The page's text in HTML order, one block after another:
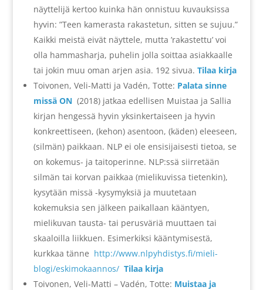
näyttelijä kertoo kuinka hän onnistuu kuvauksissa
hyvin: ”Teen kamerasta rakastetun, sitten se sujuu.”
Kaikki meistä eivät näyttele, mutta ’rakastettu’ voi
olla hammasharja, puhelin jolla soittaa asiakkaalle
tai jokin muu oman arjen asia. 192 sivua. Tilaa kirja
Toivonen, Veli-Matti ja Vadén, Totte: Palata sinne
missä ON(2018) jatkaa edellisen Muistaa ja Sallia
kirjan hengessä hyvin yksinkertaiseen ja hyvin
konkreettiseen, (kehon) asentoon, (käden) eleeseen,
(silmän) paikkaan. NLP ei ole ensisijaisesti tietoa, se
on kokemus- ja taitoperinne. NLP:ssä siirretään
silmän tai korvan paikkaa (mielikuvissa tietenkin),
kysytään missä -kysymyksiä ja muutetaan
kokemuksia sen jälkeen paikallaan kääntyen,
mielikuvan tausta- tai perusväriä muuttaen tai
skaaloilla liikkuen. Esimerkiksi kääntymisestä,
kurkkaa tänne http://www.nlpyhdistys.fi/mieli-
blogi/eskimokaannos/ Tilaa kirja
Toivonen, Veli-Matti – Vadén, Totte: Muistaa ja